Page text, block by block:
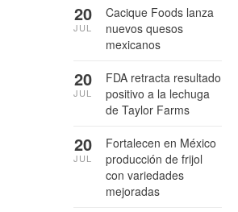
Cacique Foods lanza
nuevos quesos
mexicanos
20
JUL
FDA retracta resultado
positivo a la lechuga
de Taylor Farms
20
JUL
Fortalecen en México
producción de frijol
con variedades
mejoradas
20
JUL